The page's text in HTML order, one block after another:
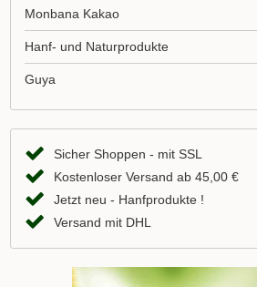
Monbana Kakao
Hanf- und Naturprodukte
Guya
Sicher Shoppen - mit SSL
Kostenloser Versand ab 45,00 €
Jetzt neu - Hanfprodukte !
Versand mit DHL